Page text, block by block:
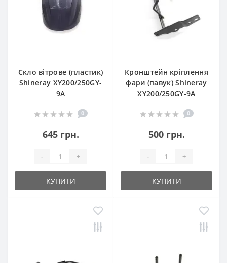
Скло вітрове (пластик)
Shineray XY200/250GY-
9A
0
645 грн.
- +
КУПИТИ
Кронштейн кріплення
фари (павук) Shineray
XY200/250GY-9A
0
500 грн.
- +
КУПИТИ